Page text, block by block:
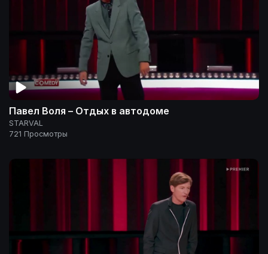
Павел Воля – Отдых в автодоме
STARVAL
721 Просмотры